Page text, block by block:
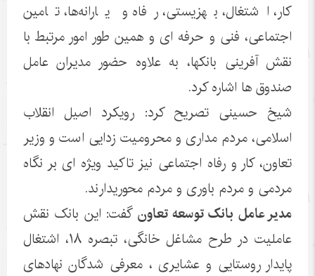
کار، اشتغال، بهزیستی، رفاه و یارانه‌ها، تامین
اجتماعی، فنی و حرفه ای و همین طور امور مرتبط با
نقش آفرینی بانکها، به علاوه حضور مدیران عامل
صندوق ها اشاره کرد.
شیخ حسینی تصریح کرد: رویکرد اصیل انقلاب
اسلامی، مردم مداری و محرومیت زدایی است و وزیر
تعاون، کار و رفاه اجتماعی نیز تاکید ویژه ای بر نگاه
مردمی و مردم باوری و مردم محوریدارند.
مدیر عامل بانک توسعه تعاون گفت: این بانک نقش
عاملیت در طرح مشاغل خانگی، تبصره ۱۸، اشتغال
پایدار روستایی و عشایری ، معرفی شدگان نهادهای